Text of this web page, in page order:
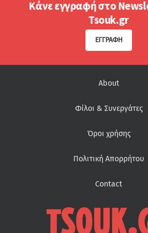
Κάνε εγγραφή στο
Tsouk.gr
ΕΓΓΡΑΦΉ
About
Φίλοι & Συνεργάτες
Όροι χρήσης
Πολιτική Απορρήτου
Contact